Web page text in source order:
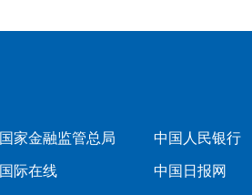
国家金融监管总局 中国人民银行
国际在线 中国日报网